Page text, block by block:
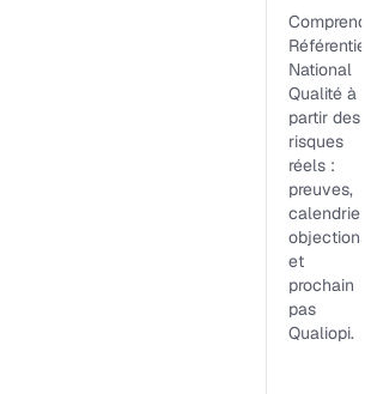
Référentiel
National
Qualité à
partir des
risques
réels :
preuves,
calendrier,
objections
et
prochain
pas
Qualiopi.